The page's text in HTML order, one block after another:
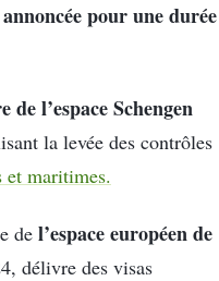
pour une durée
de l’espace Schengen
la levée des contrôles
et maritimes.
de l’espace européen de
délivre des visas